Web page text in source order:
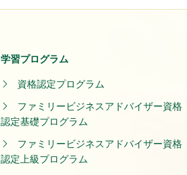
学習プログラム
資格認定プログラム
ファミリービジネスアドバイザー資格
認定基礎プログラム
ファミリービジネスアドバイザー資格
認定上級プログラム